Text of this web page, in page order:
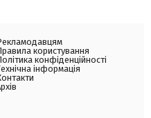
користування
конфіденційності
інформація